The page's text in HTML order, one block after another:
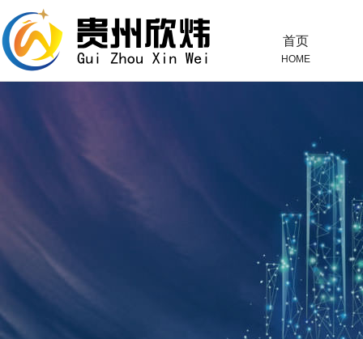
首页
HOME